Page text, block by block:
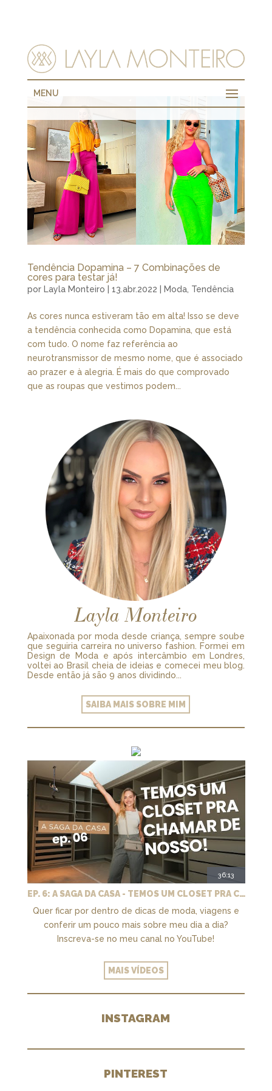
MENU
Tendência Dopamina – 7 Combinações de
cores para testar já!
por Layla Monteiro 13.abr.2022 Moda, Tendência
As cores nunca estiveram tão em alta! Isso se deve
a tendência conhecida como Dopamina, que está
com tudo. O nome faz referência ao
neurotransmissor de mesmo nome, que é associado
ao prazer e à alegria. É mais do que comprovado
que as roupas que vestimos podem...
Layla Monteiro
Apaixonada por moda desde criança, sempre soube
que seguiria carreira no universo fashion. Formei em
Design de Moda e após intercâmbio em Londres,
voltei ao Brasil cheia de ideias e comecei meu blog.
Desde então já são 9 anos dividindo...
SAIBA MAIS SOBRE MIM
36:13
EP. 6: A SAGA DA CASA - TEMOS UM CLOSET PRA CHAMAR DE NOSSO + MARCENARIA E PAISAGISMO
Quer ficar por dentro de dicas de moda, viagens e
conferir um pouco mais sobre meu dia a dia?
Inscreva-se no meu canal no YouTube!
MAIS VÍDEOS
INSTAGRAM
PINTEREST